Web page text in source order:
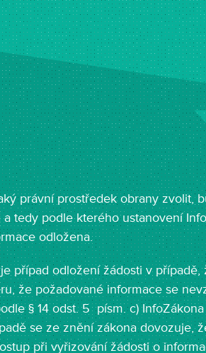
právní prostředek obrany zvolit,
a tedy podle kterého ustanovení
odložena.
případ odložení žádosti v
že požadované informace se
§ 14 odst. 5 písm. c) InfoZákona
se ze znění zákona dovozuje,
při vyřizování žádosti o